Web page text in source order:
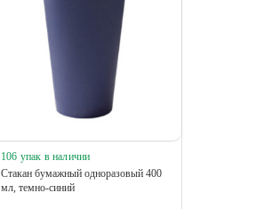
106 упак в наличии
Стакан бумажный одноразовый 400
мл, темно-синий